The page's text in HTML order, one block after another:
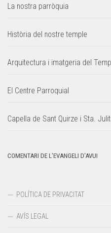
La nostra parròquia
Història del nostre temple
Arquitectura i imatgeria del
El Centre Parroquial
Capella de Sant Quirze i Sta.
COMENTARI DE L’EVANGELI D’AVUI
POLÍTICA DE PRIVACITAT
AVÍS LEGAL